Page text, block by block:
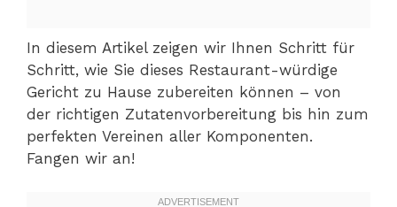
In diesem Artikel zeigen wir Ihnen Schritt für
Schritt, wie Sie dieses Restaurant-würdige
Gericht zu Hause zubereiten können – von
der richtigen Zutatenvorbereitung bis hin zum
perfekten Vereinen aller Komponenten.
Fangen wir an!